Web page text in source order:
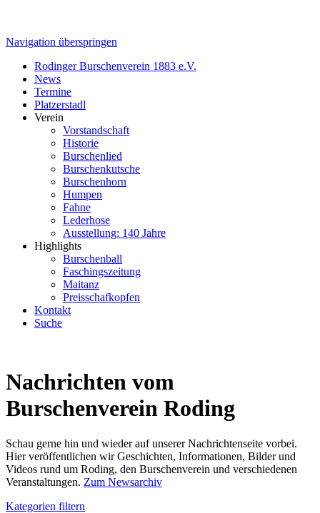
Navigation überspringen
Rodinger Burschenverein 1883 e.V.
News
Termine
Platzerstadl
Verein
Vorstandschaft
Historie
Burschenlied
Burschenkutsche
Burschenhorn
Humpen
Fahne
Lederhose
Ausstellung: 140 Jahre
Highlights
Burschenball
Faschingszeitung
Maitanz
Preisschafkopfen
Kontakt
Suche
Nachrichten vom
Burschenverein Roding
Schau gerne hin und wieder auf unserer Nachrichtenseite vorbei.
Hier veröffentlichen wir Geschichten, Informationen, Bilder und
Videos rund um Roding, den Burschenverein und verschiedenen
Veranstaltungen. Zum Newsarchiv
Kategorien filtern